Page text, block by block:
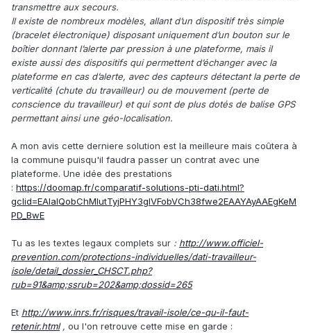
transmettre aux secours.
Il existe de nombreux modèles, allant d’un dispositif très simple
(bracelet électronique) disposant uniquement d’un bouton sur le
boîtier donnant l’alerte par pression à une plateforme, mais il
existe aussi des dispositifs qui permettent d’échanger avec la
plateforme en cas d’alerte, avec des capteurs détectant la perte de
verticalité (chute du travailleur) ou de mouvement (perte de
conscience du travailleur) et qui sont de plus dotés de balise GPS
permettant ainsi une géo-localisation.
A mon avis cette derniere solution est la meilleure mais coûtera à
la commune puisqu'il faudra passer un contrat avec une
plateforme. Une idée des prestations
: https://doomap.fr/comparatif-solutions-pti-dati.html?
gclid=EAIaIQobChMIutTyjPHY3gIVFobVCh38fwe2EAAYAyAAEgKeM
PD_BwE
Tu as les textes legaux complets sur : http://www.officiel-
prevention.com/protections-individuelles/dati-travailleur-
isole/detail_dossier_CHSCT.php?
rub=91&amp;ssrub=202&amp;dossid=265
Et http://www.inrs.fr/risques/travail-isole/ce-qu-il-faut-
retenir.html, ou l'on retrouve cette mise en garde :